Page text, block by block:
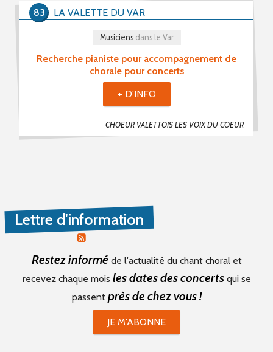
Echanges / Rencontres Entre Groupes Vocaux (1)
Matériels Et Fournitures (1)
Mot(s) clé(s)
Plusieurs mots clé possibles
PROPOSER UNE PETITE ANNONCE
Recherche pianiste pour accompagnement de
chorale pour concerts
CHOEUR VALETTOIS LES VOIX DU COEUR
Musiciensdans le Var
LA VALETTE DU VAR
83
+ D'INFO
Lettre d'information
Restez informé de l'actualité du chant choral et
recevez chaque mois les dates des concertsqui se
passent près de chez vous !
JE M'ABONNE